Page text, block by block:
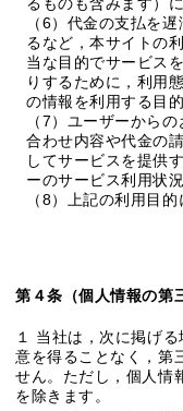
るものも含みます）
（6）代金の支払を
るなど，本サイトの
当な目的でサービス
りするために，利用
の情報を利用する目的
（7）ユーザーから
合わせ内容や代金の
してサービスを提供
ーのサービス利用状
（8）上記の利用目
第４条（個人情報の第
１ 当社は，次に掲げ
意を得ることなく，第
せん。ただし，個人情
を除きます。